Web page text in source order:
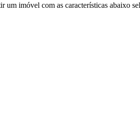
um imóvel com as características abaixo